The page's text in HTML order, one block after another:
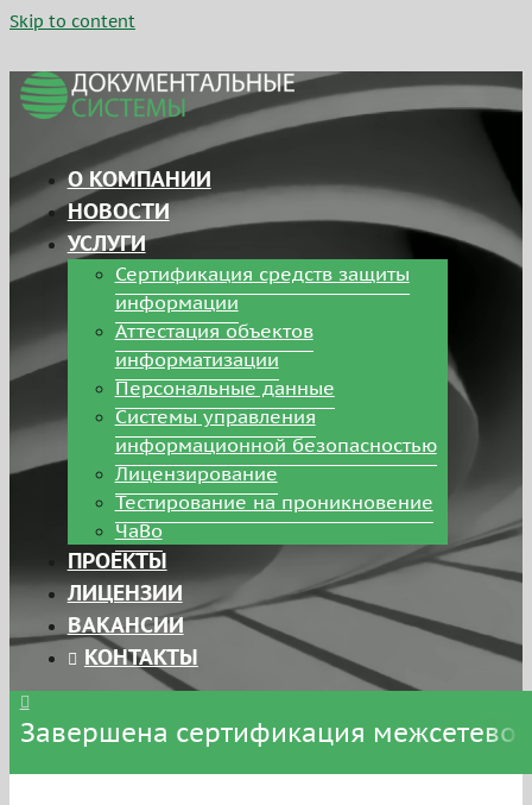
Skip to content
О КОМПАНИИ
НОВОСТИ
УСЛУГИ
Сертификация средств защиты
информации
Аттестация объектов
информатизации
Персональные данные
Системы управления
информационной безопасностью
Лицензирование
Тестирование на проникновение
ЧаВо
ПРОЕКТЫ
ЛИЦЕНЗИИ
ВАКАНСИИ
КОНТАКТЫ
Завершена сертификация